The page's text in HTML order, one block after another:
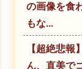
の画像を
もな...
【超絶悲報
ん、直美で